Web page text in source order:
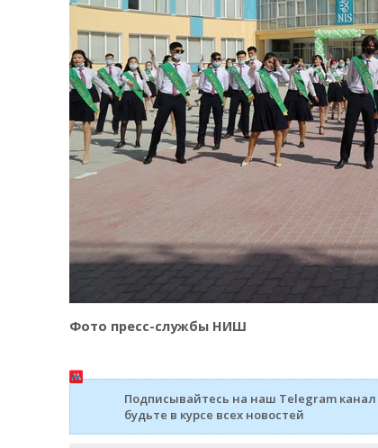
Фото пресс-службы НИШ
Подписывайтесь на наш Telegram канал
будьте в курсе всех новостей